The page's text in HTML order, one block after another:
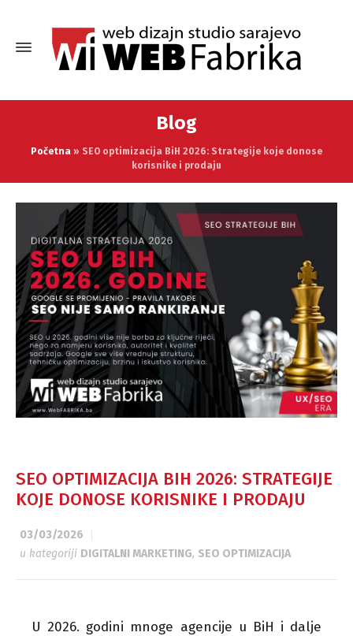
Blog
Početna » SEO optimizacija BiH 2026: Strategije koje donose
korisnike i prodaju
SEO OPTIMIZACIJA BIH 2026: STRATEGIJE
KOJE DONOSE KORISNIKE I PRODAJU
03/03/2026
u kategoriji DIGITALNI MARKETING, SEO OPTIMIZACIJA
U 2026. godini mnoge agencije u BiH i dalje